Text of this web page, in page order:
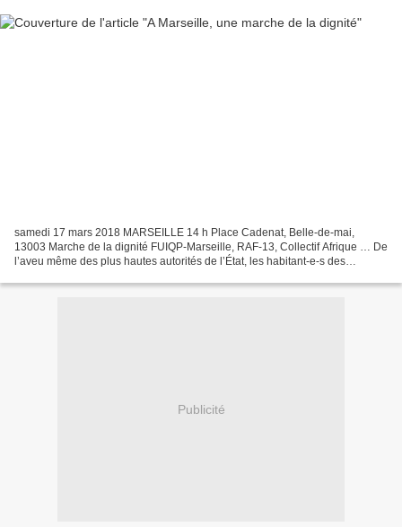
samedi 17 mars 2018 MARSEILLE 14 h Place Cadenat, Belle-de-mai,
13003 Marche de la dignité FUIQP-Marseille, RAF-13, Collectif Afrique … De
l’aveu même des plus hautes autorités de l’État, les habitant-e-s des
Publicité